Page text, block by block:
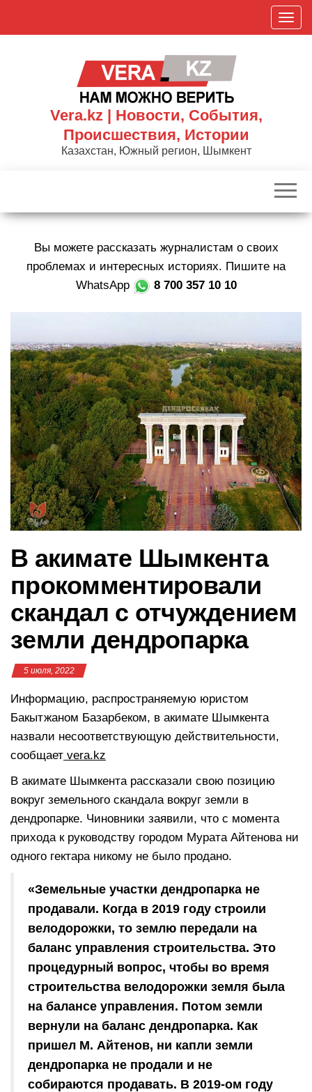
П
о
к
р
г
а
ц
и
ю
Vera.kz | Новости, События,
Происшествия, Истории
Казахстан, Южный регион, Шымкент
Вы можете рассказать журналистам о своих
проблемах и интересных историях. Пишите на
WhatsApp
8 700 357 10 10
В акимате Шымкента
прокомментировали
скандал с отчуждением
земли дендропарка
5 июля, 2022
Информацию, распространяемую юристом
Бакытжаном Базарбеком, в акимате Шымкента
назвали несоответствующую действительности,
сообщает vera.kz
В акимате Шымкента рассказали свою позицию
вокруг земельного скандала вокруг земли в
дендропарке. Чиновники заявили, что с момента
прихода к руководству городом Мурата Айтенова ни
одного гектара никому не было продано.
«Земельные участки дендропарка не
продавали. Когда в 2019 году строили
велодорожки, то землю передали на
баланс управления строительства. Это
процедурный вопрос, чтобы во время
строительства велодорожки земля была
на балансе управления. Потом земли
вернули на баланс дендропарка. Как
пришел М. Айтенов, ни капли земли
дендропарка не продали и не
собираются продавать. В 2019-ом году